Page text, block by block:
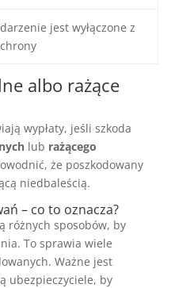
jest wyłączone z
albo rażące
wypłaty, jeśli szkoda
lub rażącego
że poszkodowany
niedbaleścią.
– co to oznacza?
różnych sposobów, by
To sprawia wiele
Ważne jest
ubezpieczyciele, by